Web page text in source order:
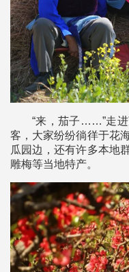
“来，茄子……”走
客，大家纷纷徜徉于花
瓜园边，还有许多本地
雕梅等当地特产。